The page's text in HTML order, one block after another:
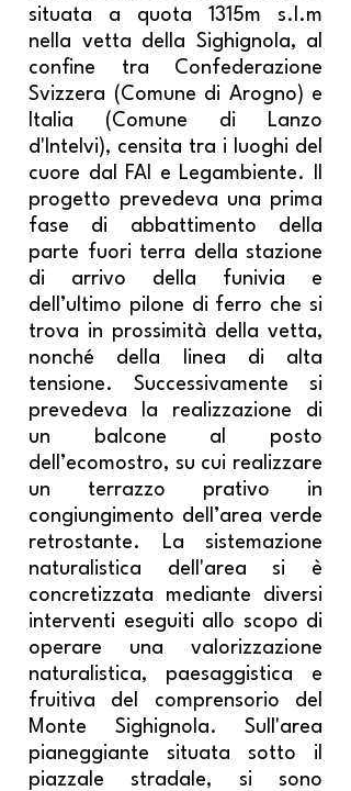
situata a quota 1315m s.l.m
nella vetta della Sighignola, al
confine tra Confederazione
Svizzera (Comune di Arogno) e
Italia (Comune di Lanzo
d'Intelvi), censita tra i luoghi del
cuore dal FAI e Legambiente. Il
progetto prevedeva una prima
fase di abbattimento della
parte fuori terra della stazione
di arrivo della funivia e
dell’ultimo pilone di ferro che si
trova in prossimità della vetta,
nonché della linea di alta
tensione. Successivamente si
prevedeva la realizzazione di
un balcone al posto
dell’ecomostro, su cui realizzare
un terrazzo prativo in
congiungimento dell’area verde
retrostante. La sistemazione
naturalistica dell'area si è
concretizzata mediante diversi
interventi eseguiti allo scopo di
operare una valorizzazione
naturalistica, paesaggistica e
fruitiva del comprensorio del
Monte Sighignola. Sull'area
pianeggiante situata sotto il
piazzale stradale, si sono